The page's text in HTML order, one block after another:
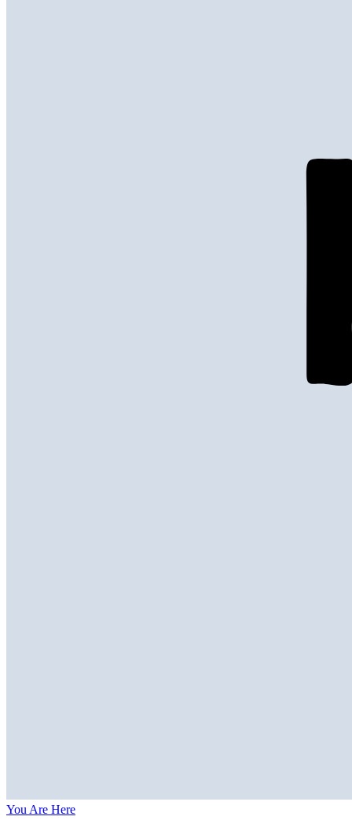
You Are Here